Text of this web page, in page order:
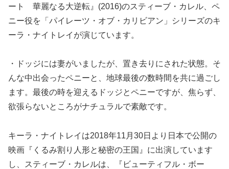
ート 華麗なる大逆転』(2016)のスティーブ・カレル、ペ
ニー役を「パイレーツ・オブ・カリビアン」シリーズのキ
ーラ・ナイトレイが演じています。
・ドッジには妻がいましたが、置き去りにされた状態。そ
んな中出会ったペニーと、地球最後の数時間を共に過ごし
ます。最後の時を迎えるドッジとペニーですが、焦らず、
欲張らないところがナチュラルで素敵です。
キーラ・ナイトレイは2018年11月30日より日本で公開の
映画『くるみ割り人形と秘密の王国』に出演しています
し、スティーブ・カレルは、『ビューティフル・ボー